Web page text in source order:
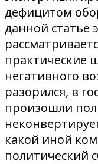
дефицитом
данной статье
практические
негативного
разорился, в
произошли
какой иной
политический